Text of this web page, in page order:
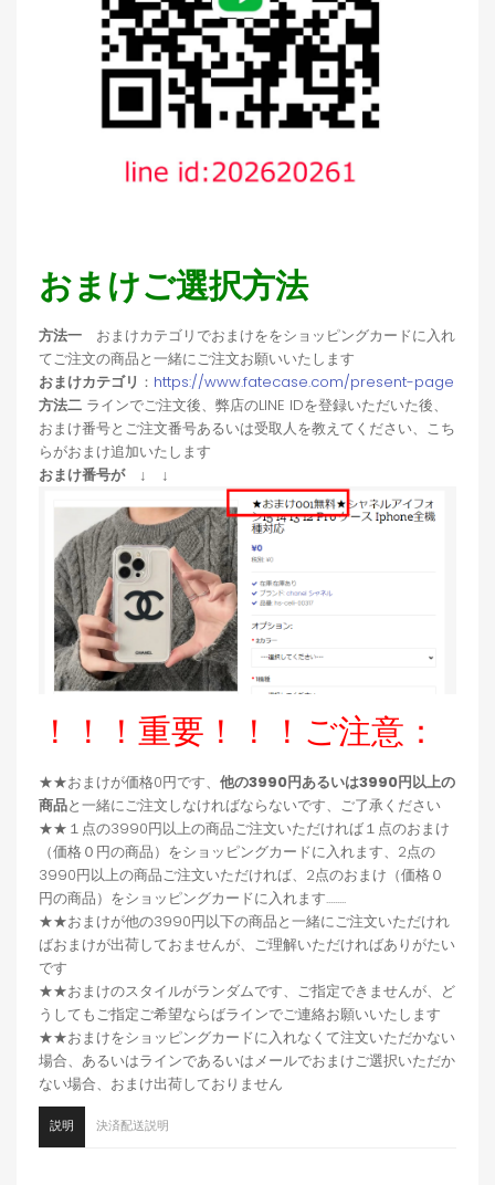
おまけご選択方法
方法一 おまけカテゴリでおまけををショッピングカードに入れ
てご注文の商品と一緒にご注文お願いいたします
おまけカテゴリ ： https://www.fatecase.com/present-page
方法二 ラインでご注文後、弊店のLINE IDを登録いただいた後、
おまけ番号とご注文番号あるいは受取人を教えてください、こち
らがおまけ追加いたします
おまけ番号が ↓ ↓
！！！重要！！！ご注意：
★★おまけが価格0円です、 他の3990円あるいは3990円以上の
商品と一緒にご注文しなければならないです、ご了承ください
★★１点の3990円以上の商品ご注文いただければ１点のおまけ
（価格０円の商品）をショッピングカードに入れます、2点の
3990円以上の商品ご注文いただければ、2点のおまけ（価格０
円の商品）をショッピングカードに入れます.........
★★おまけが他の3990円以下の商品と一緒にご注文いただけれ
ばおまけが出荷しておませんが、ご理解いただければありがたい
です
★★おまけのスタイルがランダムです、ご指定できませんが、ど
うしてもご指定ご希望ならばラインでご連絡お願いいたします
★★おまけをショッピングカードに入れなくて注文いただかない
場合、あるいはラインであるいはメールでおまけご選択いただか
ない場合、おまけ出荷しておりません
説明 決済配送説明